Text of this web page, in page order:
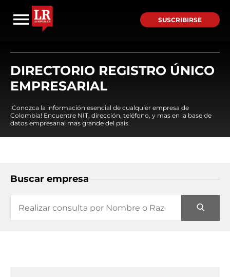
SUSCRIBIRSE
DIRECTORIO REGISTRO ÚNICO
EMPRESARIAL
¡Conozca la información esencial de cualquier empresa de
Colombia! Encuentre NIT, dirección, teléfono, y mas en la base de
datos empresarial mas grande del país.
Buscar empresa